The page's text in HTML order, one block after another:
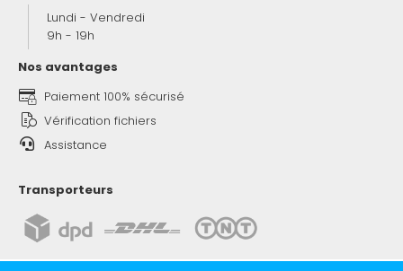
Lundi - Vendredi
9h - 19h
Nos avantages
Paiement 100% sécurisé
Vérification fichiers
Assistance
Transporteurs